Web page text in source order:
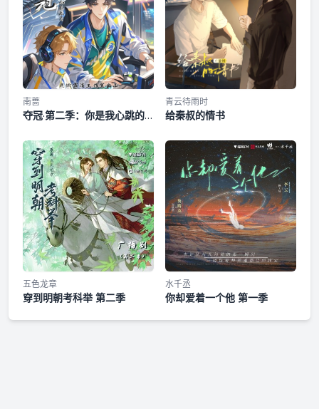
南蔷
夺冠·第二季：你是我心跳的
青云待雨时
给秦叔的情书
五色龙章
穿到明朝考科举 第二季
水千丞
你却爱着一个他 第一季